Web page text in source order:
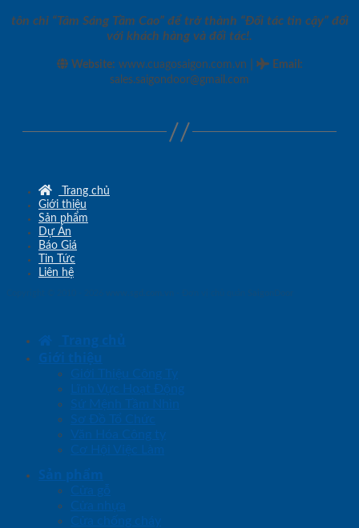
tôn chỉ “Tâm Sáng Tầm Cao” để trở thành “Đối tác tin cậy” đối
với khách hàng và đối tác!.
Website: www.cuagosaigon.com.vn Email :
sales.saigondoor@gmail.com
Trang chủ
Giới thiệu
Sản phẩm
Dự Án
Báo Giá
Tin Tức
Liên hệ
Trang chủ
Giới thiệu
Giới Thiệu Công Ty
Lĩnh Vực Hoạt Động
Sứ Mệnh Tầm Nhìn
Sơ Đồ Tổ Chức
Văn Hóa Công ty
Cơ Hội Việc Làm
Sản phẩm
Cửa gỗ
Cửa nhựa
Cửa chống cháy